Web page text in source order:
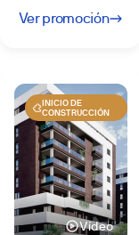
Ver promoción
INICIO DE
CONSTRUCCIÓN
Vídeo